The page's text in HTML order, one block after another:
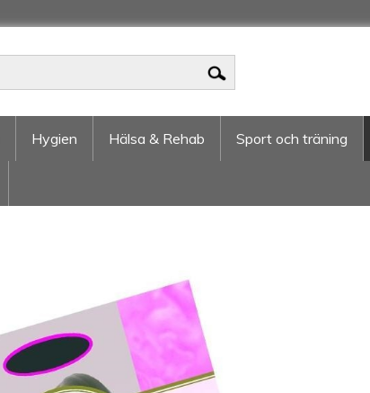
Hygien Hälsa & Rehab Sport och träning